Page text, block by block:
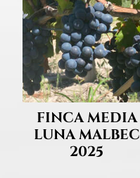
FINCA MEDIA
LUNA MALBEC
2025